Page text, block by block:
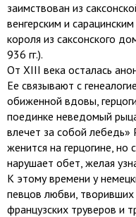
заимствован из
венгерским и
короля из саксонского
936 гг.).
От XIII века осталась
Ее связывают с
обиженной вдовы,
поединке неведомый
влечет за собой
женится на герцогине, но
нарушает обет, желая
К этому времени у
певцов любви,
французских труверов и